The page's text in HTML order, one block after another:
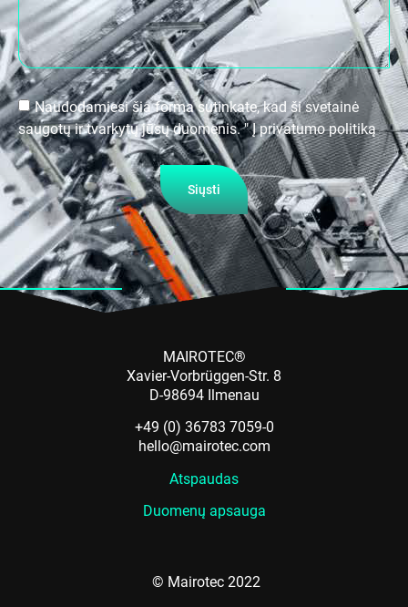
Naudodamiesi šia forma sutinkate, kad ši svetainė
saugotų ir tvarkytų jūsų duomenis. " Į privatumo politiką
Siųsti
MAIROTEC®
Xavier-Vorbrüggen-Str. 8
D-98694 Ilmenau
+49 (0) 36783 7059-0
hello@mairotec.com
Atspaudas
Duomenų apsauga
© Mairotec 2022